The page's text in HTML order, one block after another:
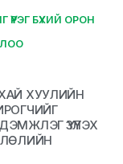
БҮХИЙ ОРОН
ХУУЛИЙН
ҮЗҮҮЛЭХ